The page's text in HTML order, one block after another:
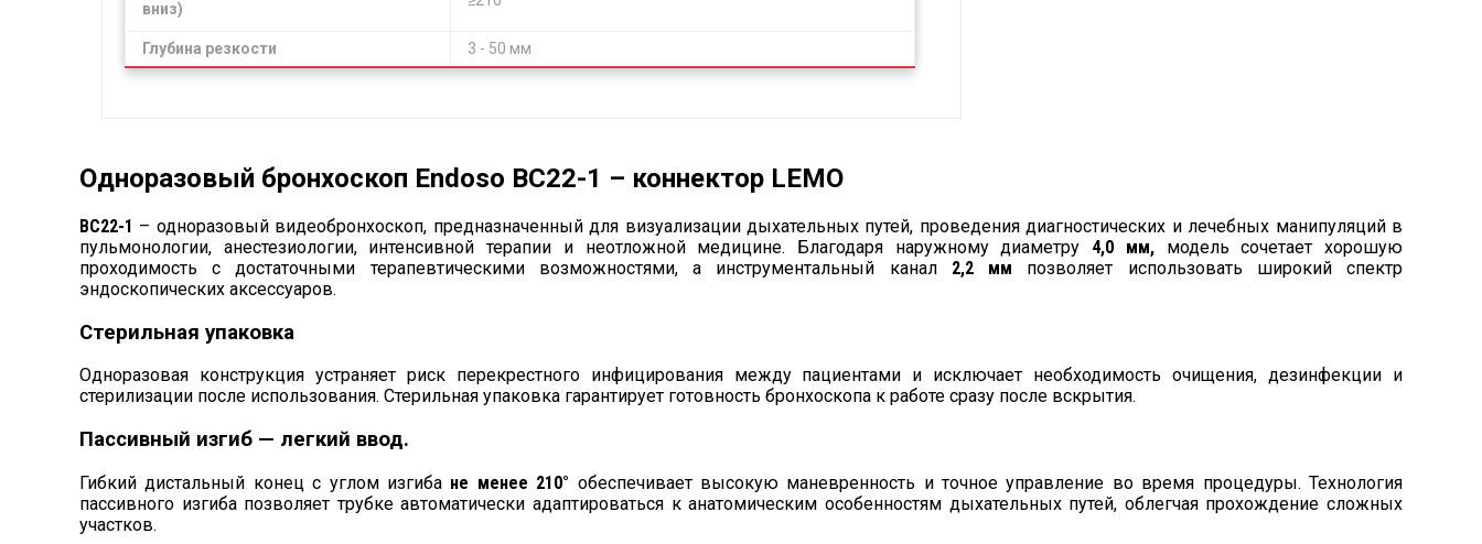
вниз)
Глубина резкости 3 - 50 мм
Одноразовый бронхоскоп Endoso BC22-1 – коннектор LEMO
BC22-1 – одноразовый видеобронхоскоп, предназначенный для визуализации дыхательных путей, проведения диагностических и лечебных манипуляций в
пульмонологии, анестезиологии, интенсивной терапии и неотложной медицине. Благодаря наружному диаметру 4,0 мм,модель сочетает хорошую
проходимость с достаточными терапевтическими возможностями, а инструментальный канал 2,2 мм позволяет использовать широкий спектр
эндоскопических аксессуаров.
Стерильная упаковка
Одноразовая конструкция устраняет риск перекрестного инфицирования между пациентами и исключает необходимость очищения, дезинфекции и
стерилизации после использования. Стерильная упаковка гарантирует готовность бронхоскопа к работе сразу после вскрытия.
Пассивный изгиб — легкий ввод.
Гибкий дистальный конец с углом изгиба не менее 210° обеспечивает высокую маневренность и точное управление во время процедуры. Технология
пассивного изгиба позволяет трубке автоматически адаптироваться к анатомическим особенностям дыхательных путей, облегчая прохождение сложных
участков.